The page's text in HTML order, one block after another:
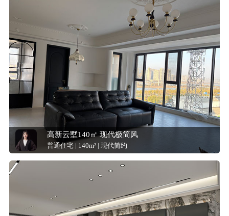
高新云墅140㎡ 现代极简风
普通住宅 | 140m² | 现代简约